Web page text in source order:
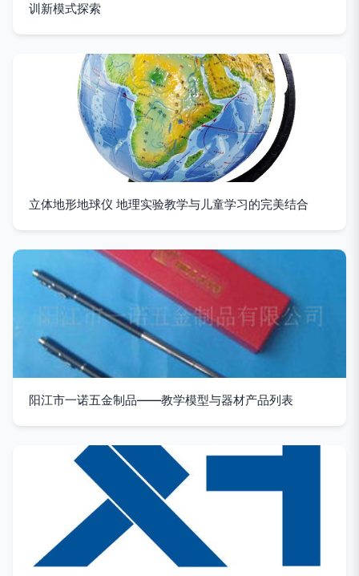
训新模式探索
立体地形地球仪 地理实验教学与儿童学习的完美结合
阳江市一诺五金制品——教学模型与器材产品列表